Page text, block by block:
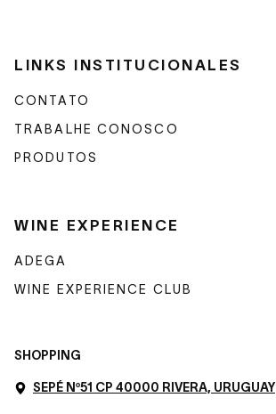
LINKS INSTITUCIONALES
CONTATO
TRABALHE CONOSCO
PRODUTOS
WINE EXPERIENCE
ADEGA
WINE EXPERIENCE CLUB
SHOPPING
SEPÉ Nº51 CP 40000 RIVERA, URUGUAY